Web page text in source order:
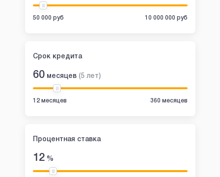
50 000 руб 10 000 000 руб
Срок кредита
60 месяцев (5 лет)
12 месяцев 360 месяцев
Процентная ставка
12%